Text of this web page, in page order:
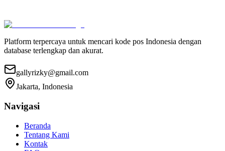
Platform terpercaya untuk mencari kode pos Indonesia dengan
database terlengkap dan akurat.
gallyrizky@gmail.com
Jakarta, Indonesia
Navigasi
Beranda
Tentang Kami
Kontak